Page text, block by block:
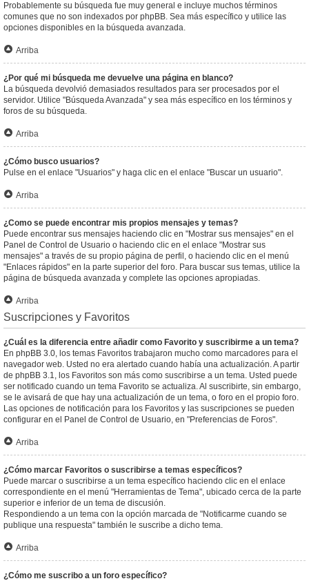
Probablemente su búsqueda fue muy general e incluye muchos términos
comunes que no son indexados por phpBB. Sea más específico y utilice las
opciones disponibles en la búsqueda avanzada.
Arriba
¿Por qué mi búsqueda me devuelve una página en blanco?
La búsqueda devolvió demasiados resultados para ser procesados por el
servidor. Utilice "Búsqueda Avanzada" y sea más específico en los términos y
foros de su búsqueda.
Arriba
¿Cómo busco usuarios?
Pulse en el enlace "Usuarios" y haga clic en el enlace "Buscar un usuario".
Arriba
¿Como se puede encontrar mis propios mensajes y temas?
Puede encontrar sus mensajes haciendo clic en "Mostrar sus mensajes" en el
Panel de Control de Usuario o haciendo clic en el enlace "Mostrar sus
mensajes" a través de su propio página de perfil, o haciendo clic en el menú
"Enlaces rápidos" en la parte superior del foro. Para buscar sus temas, utilice la
página de búsqueda avanzada y complete las opciones apropiadas.
Arriba
Suscripciones y Favoritos
¿Cuál es la diferencia entre añadir como Favorito y suscribirme a un tema?
En phpBB 3.0, los temas Favoritos trabajaron mucho como marcadores para el
navegador web. Usted no era alertado cuando había una actualización. A partir
de phpBB 3.1, los Favoritos son más como suscribirse a un tema. Usted puede
ser notificado cuando un tema Favorito se actualiza. Al suscribirte, sin embargo,
se le avisará de que hay una actualización de un tema, o foro en el propio foro.
Las opciones de notificación para los Favoritos y las suscripciones se pueden
configurar en el Panel de Control de Usuario, en "Preferencias de Foros".
Arriba
¿Cómo marcar Favoritos o suscribirse a temas específicos?
Puede marcar o suscribirse a un tema específico haciendo clic en el enlace
correspondiente en el menú "Herramientas de Tema", ubicado cerca de la parte
superior e inferior de un tema de discusión.
Respondiendo a un tema con la opción marcada de "Notificarme cuando se
publique una respuesta" también le suscribe a dicho tema.
Arriba
¿Cómo me suscribo a un foro específico?